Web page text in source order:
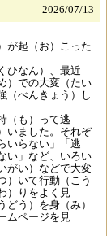
2026/07/13
が起（お）こった
ひなん）、最近
）での大変（たい
（べんきょう）し
（も）って逃
いました。それぞ
いらない」「逃
い」など、いろい
がい）などで大変
）いて行動（こう
）りをよく見
どう）を身（み）
ムページを見